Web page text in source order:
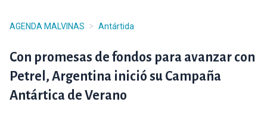
AGENDA MALVINAS > Antártida
Con promesas de fondos para avanzar con
Petrel, Argentina inició su Campaña
Antártica de Verano